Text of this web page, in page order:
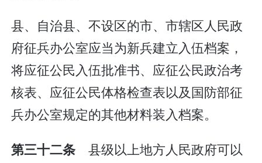
县、自治县、不设区的市、市辖区人民政
府征兵办公室应当为新兵建立入伍档案，
将应征公民入伍批准书、应征公民政治考
核表、应征公民体格检查表以及国防部征
兵办公室规定的其他材料装入档案。
第三十二条 县级以上地方人民政府可以